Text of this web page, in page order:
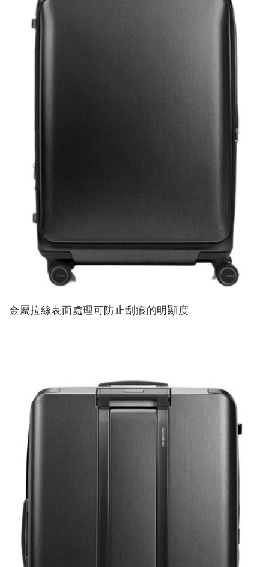
金屬拉絲表面處理可防止刮痕的明顯度